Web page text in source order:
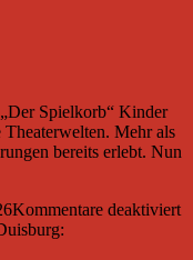
Spielkorb“ Kinder
Mehr als
bereits erlebt. Nun
Kommentare deaktiviert